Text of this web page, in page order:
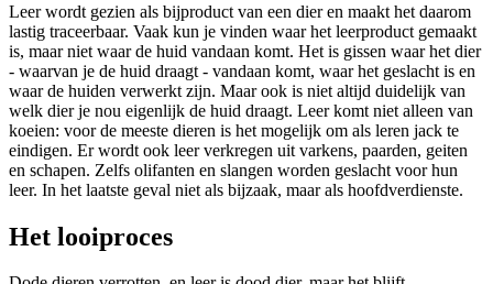
Leer wordt gezien als bijproduct van een dier en maakt het daarom
lastig traceerbaar. Vaak kun je vinden waar het leerproduct gemaakt
is, maar niet waar de huid vandaan komt. Het is gissen waar het dier
- waarvan je de huid draagt - vandaan komt, waar het geslacht is en
waar de huiden verwerkt zijn. Maar ook is niet altijd duidelijk van
welk dier je nou eigenlijk de huid draagt. Leer komt niet alleen van
koeien: voor de meeste dieren is het mogelijk om als leren jack te
eindigen. Er wordt ook leer verkregen uit varkens, paarden, geiten
en schapen. Zelfs olifanten en slangen worden geslacht voor hun
leer. In het laatste geval niet als bijzaak, maar als hoofdverdienste.
Het looiproces